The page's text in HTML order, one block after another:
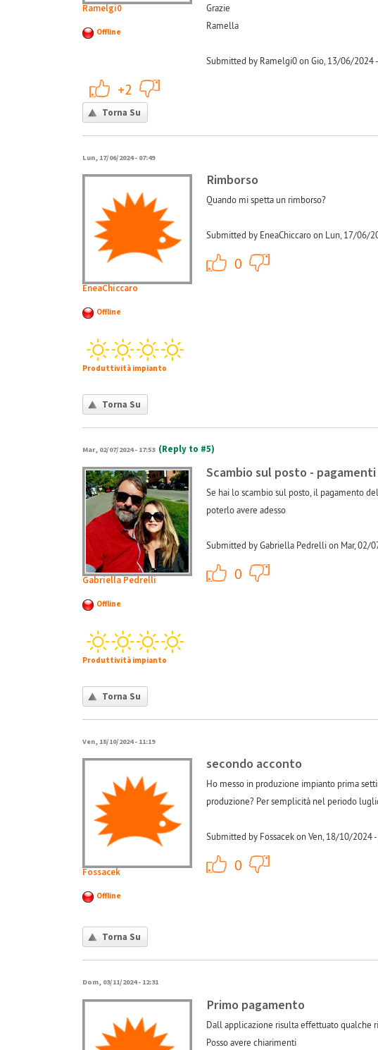
Ramelgi0
Offline
Grazie
Ramella
Submitted by Ramelgi0 on Gio, 13/06/2024
+2
Torna Su
Lun, 17/06/2024 - 07:49
EneaChiccaro
Offline
Produttività impianto
Rimborso
Quando mi spetta un rimborso?
Submitted by EneaChiccaro on Lun, 17/06/
0
Torna Su
Mar, 02/07/2024 - 17:53 (Reply to #5)
Gabriella Pedrelli
Offline
Produttività impianto
Scambio sul posto - pagamenti
Se hai lo scambio sul posto, il pagamento
poterlo avere adesso
Submitted by Gabriella Pedrelli on Mar, 02/
0
Torna Su
Ven, 18/10/2024 - 11:19
Fossacek
Offline
secondo acconto
Ho messo in produzione impianto prima
produzione? Per semplicità nel periodo
Submitted by Fossacek on Ven, 18/10/2024
0
Torna Su
Dom, 03/11/2024 - 12:31
Primo pagamento
Dall applicazione risulta effettuato qualche
Posso avere chiarimenti